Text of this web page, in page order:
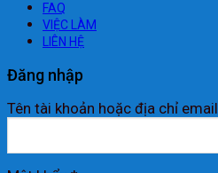
FAQ
VIỆC LÀM
LIÊN HỆ
Đăng nhập
Tên tài khoản hoặc địa chỉ email